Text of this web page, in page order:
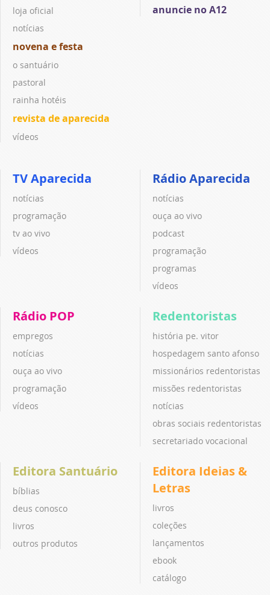
loja oficial
notícias
novena e festa
o santuário
pastoral
rainha hotéis
revista de aparecida
vídeos
anuncie no A12
TV Aparecida
notícias
programação
tv ao vivo
vídeos
Rádio Aparecida
notícias
ouça ao vivo
podcast
programação
programas
vídeos
Rádio POP
empregos
notícias
ouça ao vivo
programação
vídeos
Redentoristas
história pe. vitor
hospedagem santo afonso
missionários redentoristas
missões redentoristas
notícias
obras sociais redentoristas
secretariado vocacional
Editora Santuário
bíblias
deus conosco
livros
outros produtos
Editora Ideias &
Letras
livros
coleções
lançamentos
ebook
catálogo